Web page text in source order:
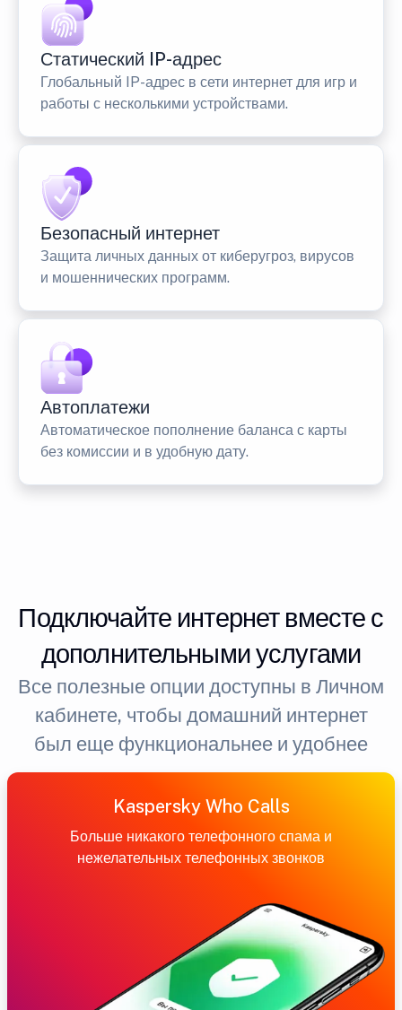
Статический IP-адрес
Глобальный IP-адрес в сети интернет для игр и
работы с несколькими устройствами.
Безопасный интернет
Защита личных данных от киберугроз, вирусов
и мошеннических программ.
Автоплатежи
Автоматическое пополнение баланса с карты
без комиссии и в удобную дату.
Подключайте интернет вместе с
дополнительными услугами
Все полезные опции доступны в Личном
кабинете, чтобы домашний интернет
был еще функциональнее и удобнее
Kaspersky Who Calls
Больше никакого телефонного спама и
нежелательных телефонных звонков